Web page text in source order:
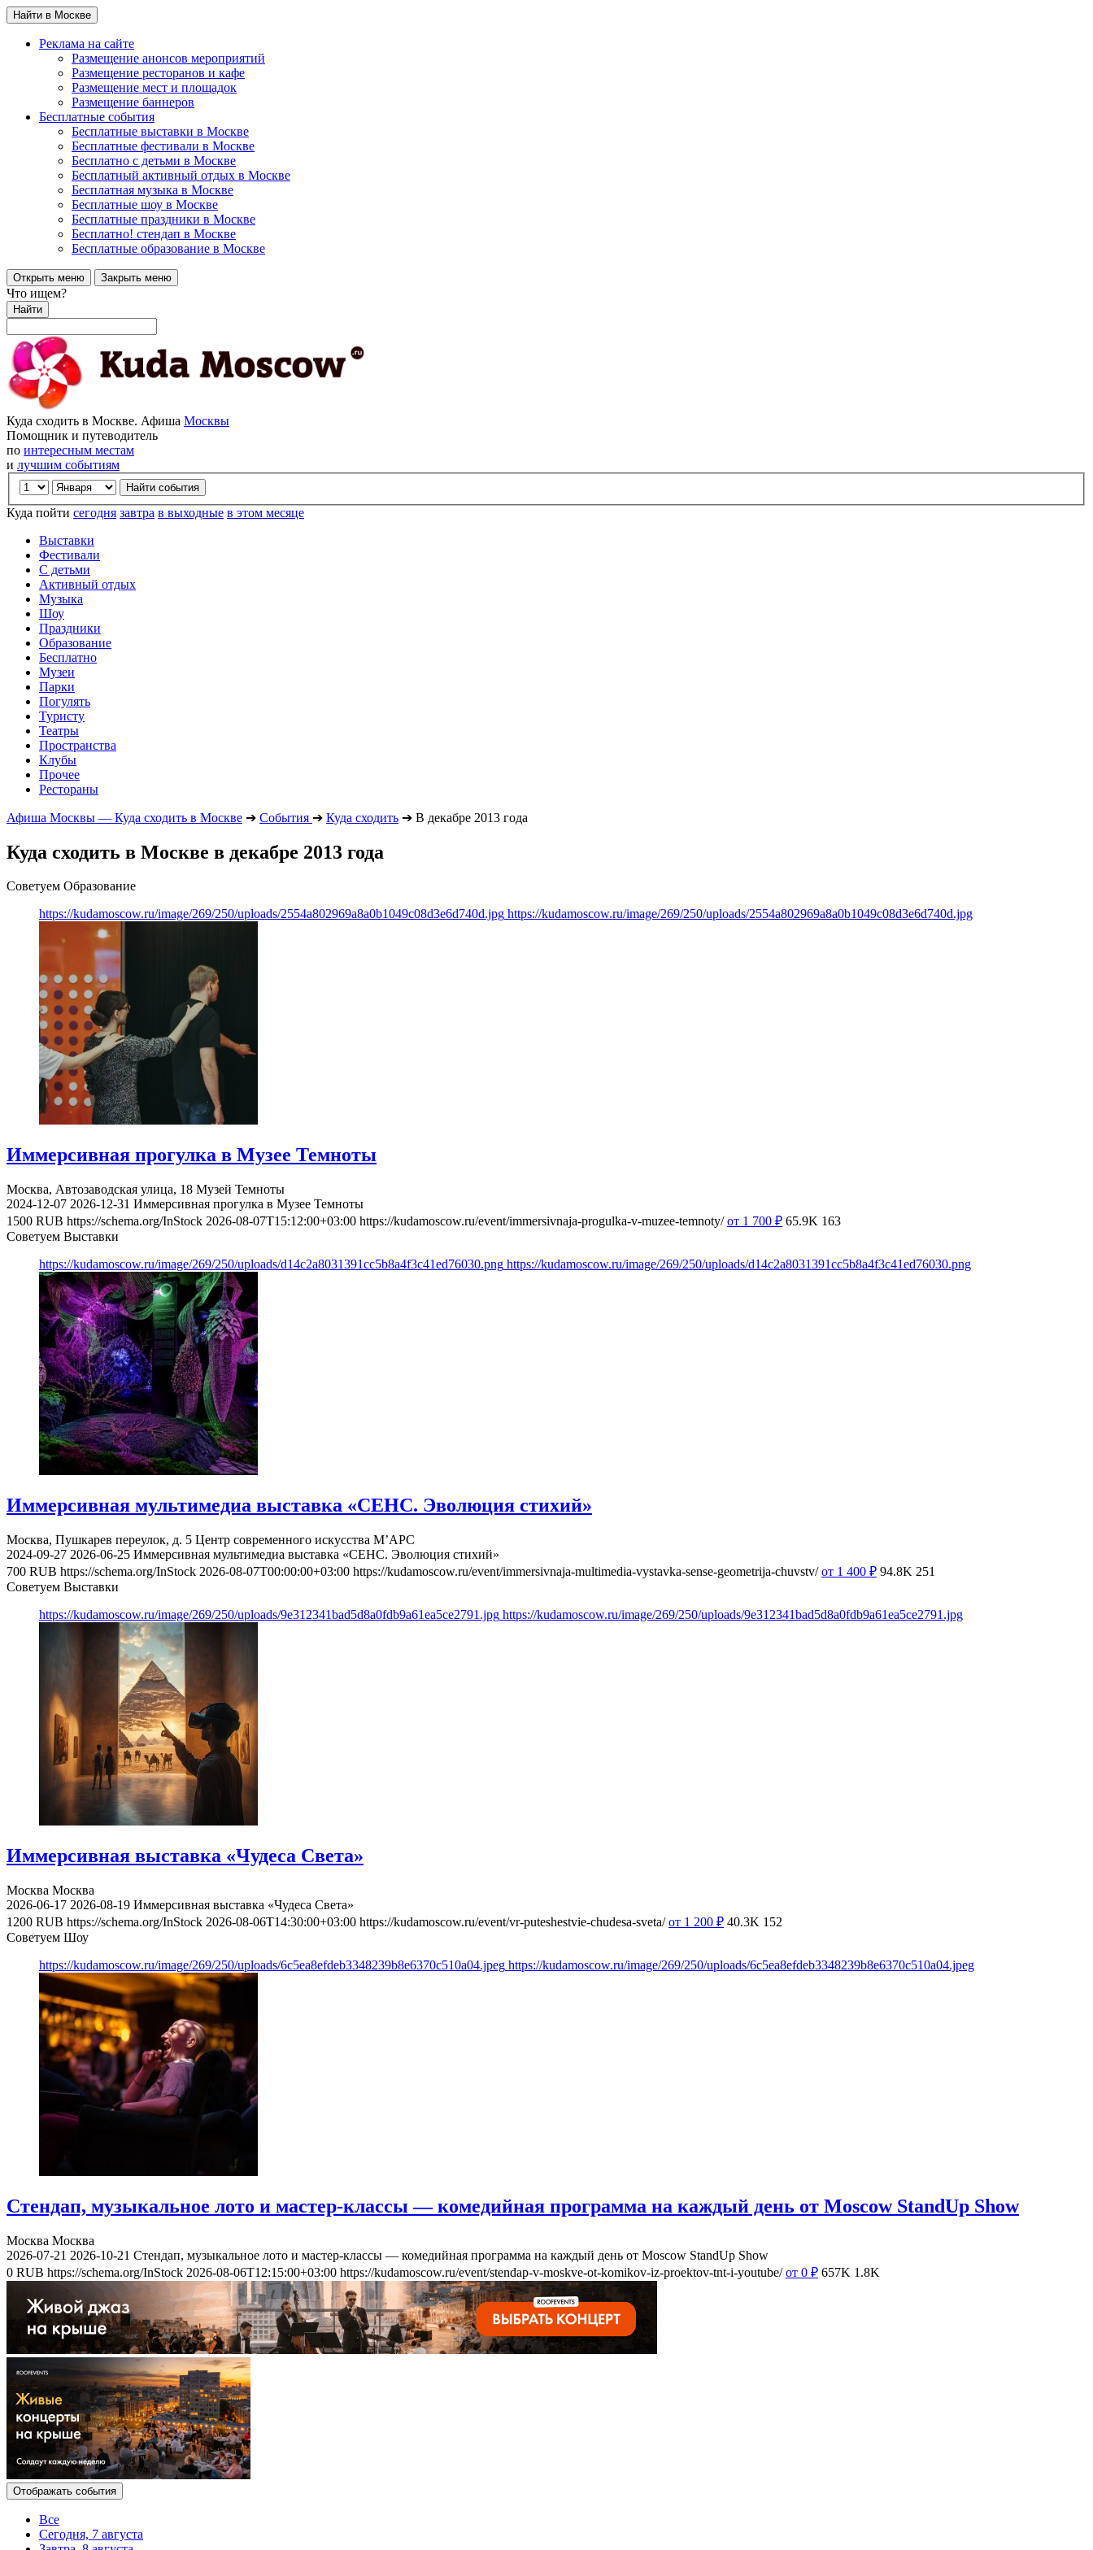
Найти в Москве
Реклама на сайте
Размещение анонсов мероприятий
Размещение ресторанов и кафе
Размещение мест и площадок
Размещение баннеров
Бесплатные события
Бесплатные выставки в Москве
Бесплатные фестивали в Москве
Бесплатно с детьми в Москве
Бесплатный активный отдых в Москве
Бесплатная музыка в Москве
Бесплатные шоу в Москве
Бесплатные праздники в Москве
Бесплатно! стендап в Москве
Бесплатные образование в Москве
Открыть меню Закрыть меню
Что ищем?
Найти
Куда сходить в Москве. Афиша Москвы
Помощник и путеводитель
по интересным местам
и лучшим событиям
Куда пойти сегодня завтра в выходные в этом месяце
Выставки
Фестивали
С детьми
Активный отдых
Музыка
Шоу
Праздники
Образование
Бесплатно
Музеи
Парки
Погулять
Туристу
Театры
Пространства
Клубы
Прочее
Рестораны
Афиша Москвы — Куда сходить в Москве ➔ События ➔ Куда сходить ➔ В декабре 2013 года
Куда сходить в Москве в декабре 2013 года
Советуем Образование
https://kudamoscow.ru/image/269/250/uploads/2554a802969a8a0b1049c08d3e6d740d.jpg https://kudamoscow.ru/image/269/250/uploads/2554a802969a8a0b1049c08d3e6d740d.jpg
Иммерсивная прогулка в Музее Темноты
Москва, Автозаводская улица, 18 Музей Темноты
2024-12-07 2026-12-31 Иммерсивная прогулка в Музее Темноты
1500 RUB https://schema.org/InStock 2026-08-07T15:12:00+03:00 https://kudamoscow.ru/event/immersivnaja-progulka-v-muzee-temnoty/ от 1 700 ₽ 65.9K 163
Советуем Выставки
https://kudamoscow.ru/image/269/250/uploads/d14c2a8031391cc5b8a4f3c41ed76030.png https://kudamoscow.ru/image/269/250/uploads/d14c2a8031391cc5b8a4f3c41ed76030.png
Иммерсивная мультимедиа выставка «СЕНС. Эволюция стихий»
Москва, Пушкарев переулок, д. 5 Центр современного искусства М’АРС
2024-09-27 2026-06-25 Иммерсивная мультимедиа выставка «СЕНС. Эволюция стихий»
700 RUB https://schema.org/InStock 2026-08-07T00:00:00+03:00 https://kudamoscow.ru/event/immersivnaja-multimedia-vystavka-sense-geometrija-chuvstv/ от 1 400 ₽ 94.8K 251
Советуем Выставки
https://kudamoscow.ru/image/269/250/uploads/9e312341bad5d8a0fdb9a61ea5ce2791.jpg https://kudamoscow.ru/image/269/250/uploads/9e312341bad5d8a0fdb9a61ea5ce2791.jpg
Иммерсивная выставка «Чудеса Света»
Москва Москва
2026-06-17 2026-08-19 Иммерсивная выставка «Чудеса Света»
1200 RUB https://schema.org/InStock 2026-08-06T14:30:00+03:00 https://kudamoscow.ru/event/vr-puteshestvie-chudesa-sveta/ от 1 200 ₽ 40.3K 152
Советуем Шоу
https://kudamoscow.ru/image/269/250/uploads/6c5ea8efdeb3348239b8e6370c510a04.jpeg https://kudamoscow.ru/image/269/250/uploads/6c5ea8efdeb3348239b8e6370c510a04.jpeg
Стендап, музыкальное лото и мастер-классы — комедийная программа на каждый день от Moscow StandUp Show
Москва Москва
2026-07-21 2026-10-21 Стендап, музыкальное лото и мастер-классы — комедийная программа на каждый день от Moscow StandUp Show
0 RUB https://schema.org/InStock 2026-08-06T12:15:00+03:00 https://kudamoscow.ru/event/stendap-v-moskve-ot-komikov-iz-proektov-tnt-i-youtube/ от 0 ₽ 657K 1.8K
Отображать события
Все
Сегодня, 7 августа